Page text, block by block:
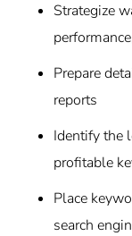
Strategize
Prepare
reports
Identify the
profitable
Place
search